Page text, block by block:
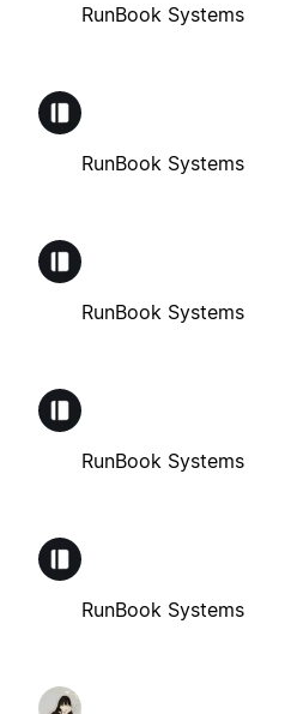
RunBook Systems
RunBook Systems
RunBook Systems
RunBook Systems
RunBook Systems